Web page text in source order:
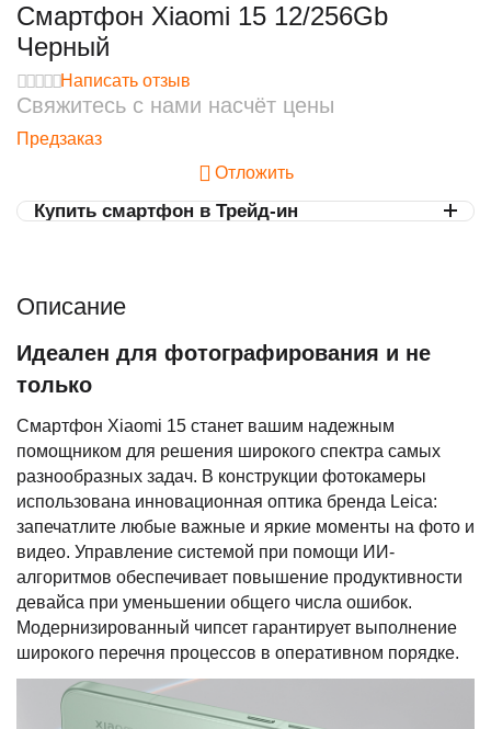
Смартфон Xiaomi 15 12/256Gb
Черный
Написать отзыв
Свяжитесь с нами насчёт цены
Предзаказ
Отложить
Купить смартфон в Трейд-ин
Описание
Идеален для фотографирования и не
только
Смартфон Xiaomi 15 станет вашим надежным
помощником для решения широкого спектра самых
разнообразных задач. В конструкции фотокамеры
использована инновационная оптика бренда Leica:
запечатлите любые важные и яркие моменты на фото и
видео. Управление системой при помощи ИИ-
алгоритмов обеспечивает повышение продуктивности
девайса при уменьшении общего числа ошибок.
Модернизированный чипсет гарантирует выполнение
широкого перечня процессов в оперативном порядке.